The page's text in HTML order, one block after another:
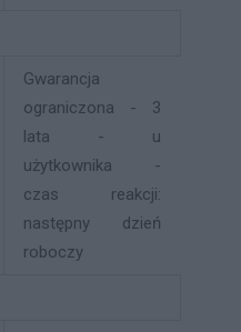
Gwarancja
ograniczona - 3
lata - u
użytkownika -
czas reakcji:
następny dzień
roboczy